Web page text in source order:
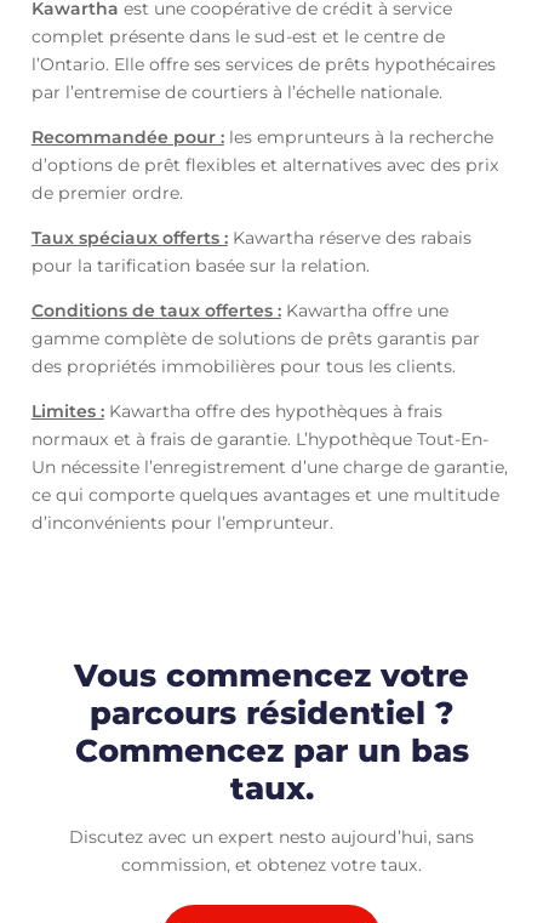
Kawartha est une coopérative de crédit à service
complet présente dans le sud-est et le centre de
l’Ontario. Elle offre ses services de prêts hypothécaires
par l’entremise de courtiers à l’échelle nationale.
Recommandée pour :les emprunteurs à la recherche
d’options de prêt flexibles et alternatives avec des prix
de premier ordre.
Taux spéciaux offerts :Kawartha réserve des rabais
pour la tarification basée sur la relation.
Conditions de taux offertes :Kawartha offre une
gamme complète de solutions de prêts garantis par
des propriétés immobilières pour tous les clients.
Limites :Kawartha offre des hypothèques à frais
normaux et à frais de garantie. L’hypothèque Tout-En-
Un nécessite l’enregistrement d’une charge de garantie,
ce qui comporte quelques avantages et une multitude
d’inconvénients pour l’emprunteur.
Vous commencez votre
parcours résidentiel ?
Commencez par un bas
taux.
Discutez avec un expert nesto aujourd’hui, sans
commission, et obtenez votre taux.